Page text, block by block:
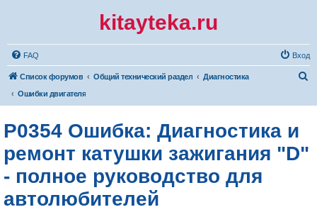
kitayteka.ru
FAQ Вход
Список форумов Общий технический раздел
Диагностика
Ошибки двигателя
P0354 Ошибка: Диагностика и
ремонт катушки зажигания "D"
- полное руководство для
автолюбителей